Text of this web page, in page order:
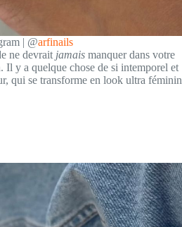
| @arfinails
ne devrait jamais manquer dans votre
Il y a quelque chose de si intemporel et
qui se transforme en look ultra féminin